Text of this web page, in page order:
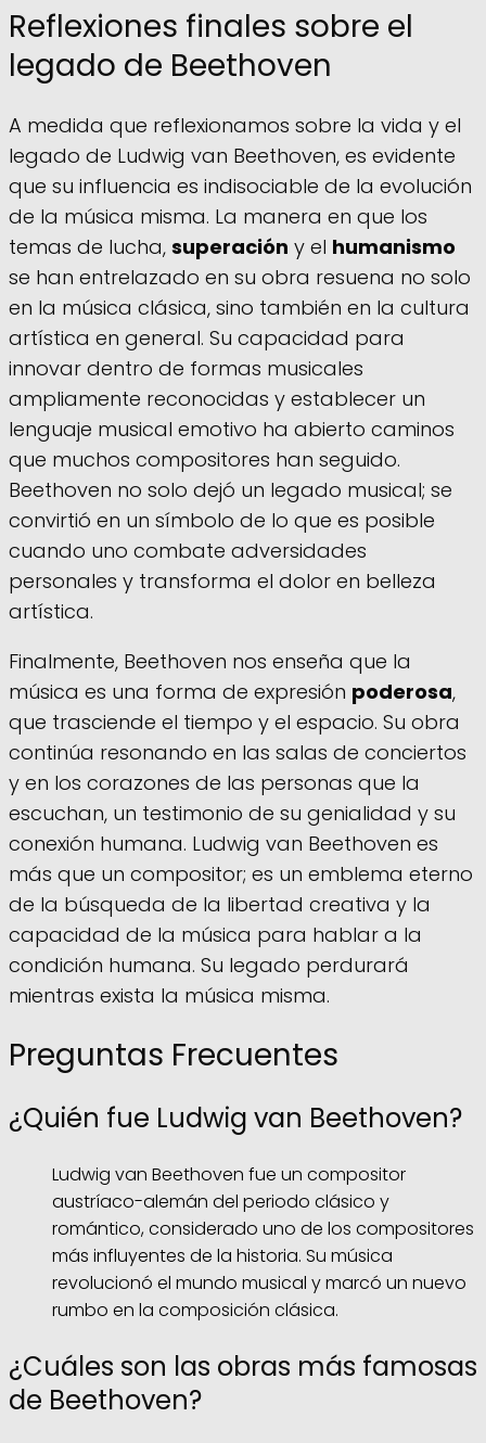
Reflexiones finales sobre el
legado de Beethoven
A medida que reflexionamos sobre la vida y el
legado de Ludwig van Beethoven, es evidente
que su influencia es indisociable de la evolución
de la música misma. La manera en que los
temas de lucha, superación y el humanismo
se han entrelazado en su obra resuena no solo
en la música clásica, sino también en la cultura
artística en general. Su capacidad para
innovar dentro de formas musicales
ampliamente reconocidas y establecer un
lenguaje musical emotivo ha abierto caminos
que muchos compositores han seguido.
Beethoven no solo dejó un legado musical; se
convirtió en un símbolo de lo que es posible
cuando uno combate adversidades
personales y transforma el dolor en belleza
artística.
Finalmente, Beethoven nos enseña que la
música es una forma de expresión poderosa,
que trasciende el tiempo y el espacio. Su obra
continúa resonando en las salas de conciertos
y en los corazones de las personas que la
escuchan, un testimonio de su genialidad y su
conexión humana. Ludwig van Beethoven es
más que un compositor; es un emblema eterno
de la búsqueda de la libertad creativa y la
capacidad de la música para hablar a la
condición humana. Su legado perdurará
mientras exista la música misma.
Preguntas Frecuentes
¿Quién fue Ludwig van Beethoven?
Ludwig van Beethoven fue un compositor
austríaco-alemán del periodo clásico y
romántico, considerado uno de los compositores
más influyentes de la historia. Su música
revolucionó el mundo musical y marcó un nuevo
rumbo en la composición clásica.
¿Cuáles son las obras más famosas
de Beethoven?